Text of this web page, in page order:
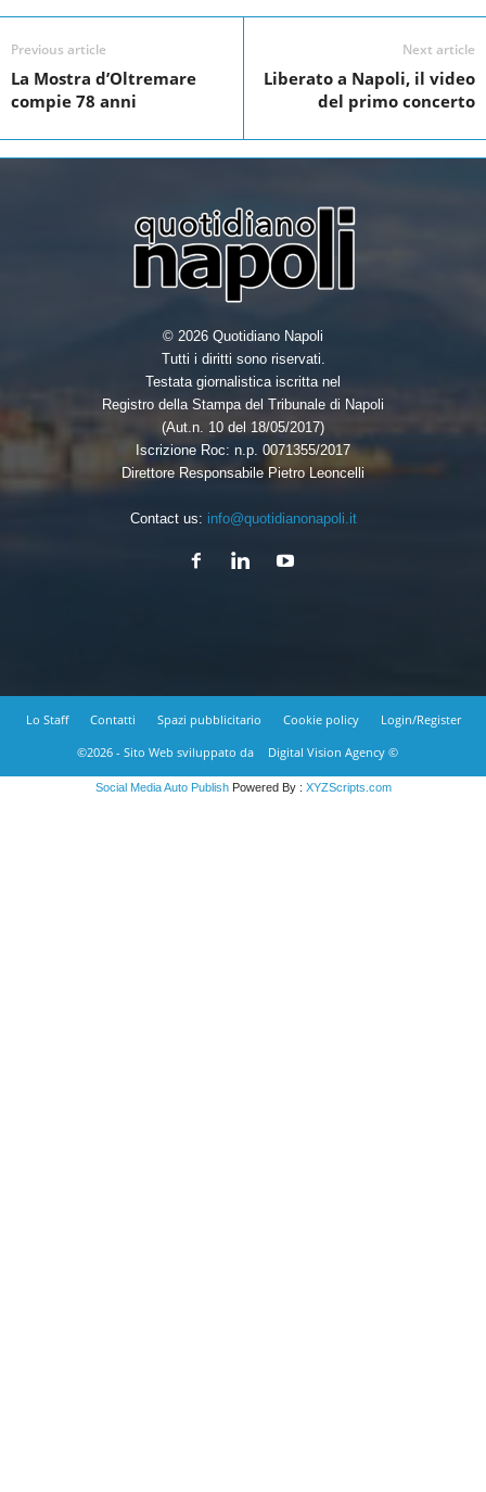
b
o
o
dI
Previous article
La Mostra d’Oltremare
compie 78 anni
Next article
Liberato a Napoli, il video
del primo concerto
© 2026 Quotidiano Napoli
Tutti i diritti sono riservati.
Testata giornalistica iscritta nel
Registro della Stampa del Tribunale di Napoli
(Aut.n. 10 del 18/05/2017)
Iscrizione Roc: n.p. 0071355/2017
Direttore Responsabile Pietro Leoncelli
Contact us: info@quotidianonapoli.it
Lo Staff Contatti Spazi pubblicitario Cookie policy
Login/Register
©2026 - Sito Web sviluppato da
Digital Vision Agency ©
Social Media Auto PublishPowered By : XYZScripts.com